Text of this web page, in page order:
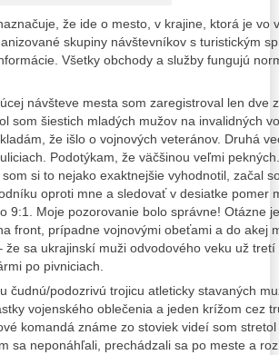
že ide o mesto, v krajine, ktorá je vo
skupiny návštevníkov s turistickým
Všetky obchody a služby fungujú
návšteve mesta som zaregistroval len dve
som šiestich mladých mužov na invalidných
že išlo o vojnových veteránov. Druhá
Podotýkam, že väčšinou veľmi
si to nejako exaktnejšie vyhodnotil, začal
oproti mne a sledovať v desiatke pomer
9:1. Moje pozorovanie bolo správne! Otázne
front, prípadne vojnovými obeťami a do akej
že sa ukrajinskí muži odvodového veku už
po pivniciach.
čudnú/podozrivú trojicu atleticky stavaných
vojenského oblečenia a jeden krížom cez
komandá známe zo stoviek videí som
sa neponáhľali, prechádzali sa po meste a